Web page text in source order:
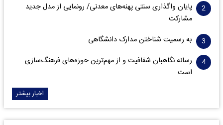
پایان واگذاری‌ سنتی پهنه‌های معدنی/ رونمایی از مدل جدید
مشارکت
به رسمیت شناختن مدارک دانشگاهی
رسانه نگاهبان شفافیت و از مهم‌ترین حوزه‌های فرهنگ‌سازی
است
اخبار بیشتر